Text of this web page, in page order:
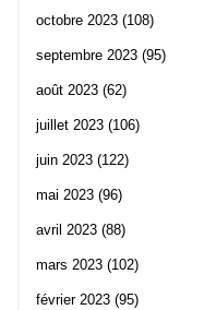
octobre 2023 (108)
septembre 2023 (95)
août 2023 (62)
juillet 2023 (106)
juin 2023 (122)
mai 2023 (96)
avril 2023 (88)
mars 2023 (102)
février 2023 (95)